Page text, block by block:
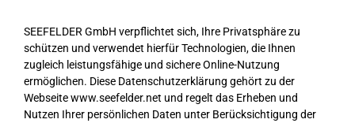
SEEFELDER GmbH verpflichtet sich, Ihre Privatsphäre zu
schützen und verwendet hierfür Technologien, die Ihnen
zugleich leistungsfähige und sichere Online-Nutzung
ermöglichen. Diese Datenschutzerklärung gehört zu der
Webseite www.seefelder.net und regelt das Erheben und
Nutzen Ihrer persönlichen Daten unter Berücksichtigung der